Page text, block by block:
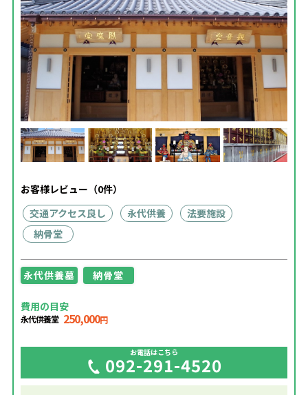
お客様レビュー（0件）
交通アクセス良し
永代供養
法要施設
納骨堂
永代供養墓 納骨堂
費用の目安
永代供養堂 250,000円
お電話はこちら
092-291-4520